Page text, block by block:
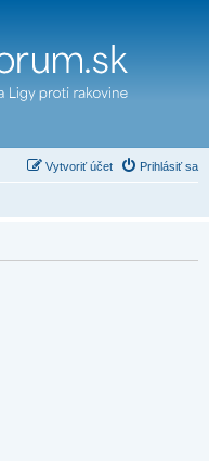
Prihlásiť sa
Vytvoriť účet